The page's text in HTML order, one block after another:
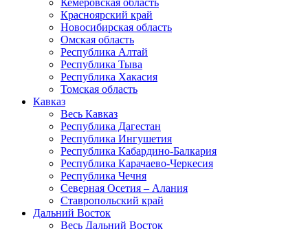
Кемеровская область
Красноярский край
Новосибирская область
Омская область
Республика Алтай
Республика Тыва
Республика Хакасия
Томская область
Кавказ
Весь Кавказ
Республика Дагестан
Республика Ингушетия
Республика Кабардино-Балкария
Республика Карачаево-Черкесия
Республика Чечня
Северная Осетия – Алания
Ставропольский край
Дальний Восток
Весь Дальний Восток